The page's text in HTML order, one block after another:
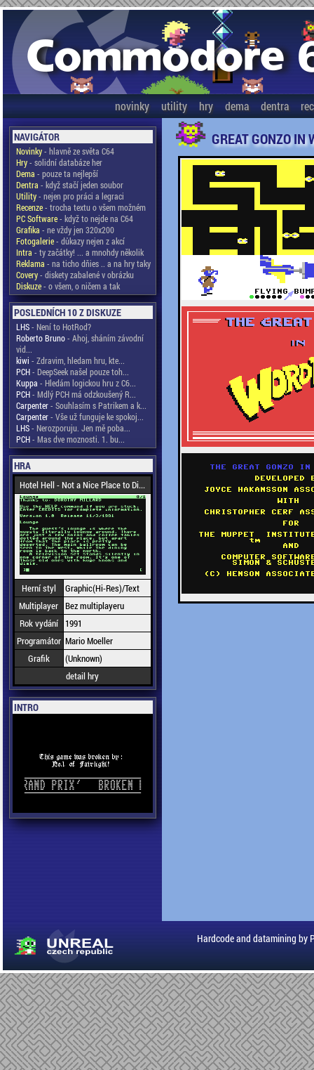
novinky utility hry dema dentra
NAVIGÁTOR
Novinky- hlavně ze světa C64
Hry- solidní databáze her
Dema - pouze ta nejlepší
Dentra - když stačí jeden soubor
Utility- nejen pro práci a legraci
Recenze- trocha textu o všem možném
PC Software- když to nejde na C64
Grafika - ne vždy jen 320x200
Fotogalerie- důkazy nejen z akcí
Intra - ty začátky! ... a mnohdy několik
Reklama - na ticho dňies .. a na hry taky
Covery- diskety zabalené v obrázku
Diskuze- o všem, o ničem a tak
POSLEDNÍCH 10 Z DISKUZE
LHS- Není to HotRod?
Roberto Bruno- Ahoj, sháním závodní
vid...
kiwi - Zdravim, hledam hru, kte...
PCH- DeepSeek našel pouze toh...
Kuppa - Hledám logickou hru z C6...
PCH- Mdlý PCH má odzkoušený R...
Carpenter- Souhlasím s Patrikem a k...
Carpenter- Vše už funguje ke spokoj...
LHS- Nerozporuju. Jen mě poba...
PCH- Mas dve moznosti. 1. bu...
HRA
Hotel Hell - Not a Nice Place to Di...
Herní styl
Graphic(Hi-Res)/Text
Multiplayer Bez multiplayeru
Rok vydání
1991
Programátor Mario Moeller
Grafik
(Unknown)
detail hry
INTRO
GREAT GONZO IN
Hardcode and datamining by